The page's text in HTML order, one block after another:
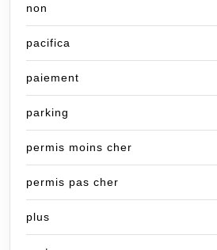
non
pacifica
paiement
parking
permis moins cher
permis pas cher
plus